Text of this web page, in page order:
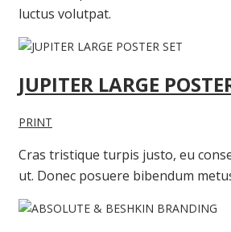
luctus volutpat.
JUPITER LARGE
PRINT
Cras tristique turpis justo, eu
ut. Donec posuere bibendum